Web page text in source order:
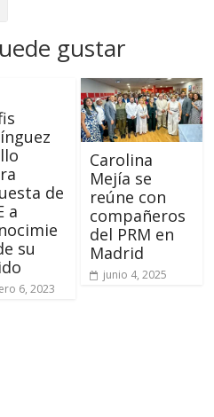
gustar
de
a
su
6, 2023
Carolina
Mejía se
reúne con
compañeros
del PRM en
Madrid
junio 4, 2025